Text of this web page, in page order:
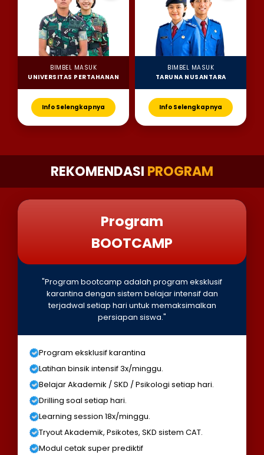
BIMBEL MASUK
UNIVERSITAS PERTAHANAN
Info Selengkapnya
BIMBEL MASUK
TARUNA NUSANTARA
Info Selengkapnya
REKOMENDASI PROGRAM
Program
BOOTCAMP
"Program bootcamp adalah program eksklusif
karantina dengan sistem belajar intensif dan
terjadwal setiap hari untuk memaksimalkan
persiapan siswa."
Program eksklusif karantina
Latihan binsik intensif 3x/minggu.
Belajar Akademik / SKD / Psikologi setiap hari.
Drilling soal setiap hari.
Learning session 18x/minggu.
Tryout Akademik, Psikotes, SKD sistem CAT.
Modul cetak super prediktif